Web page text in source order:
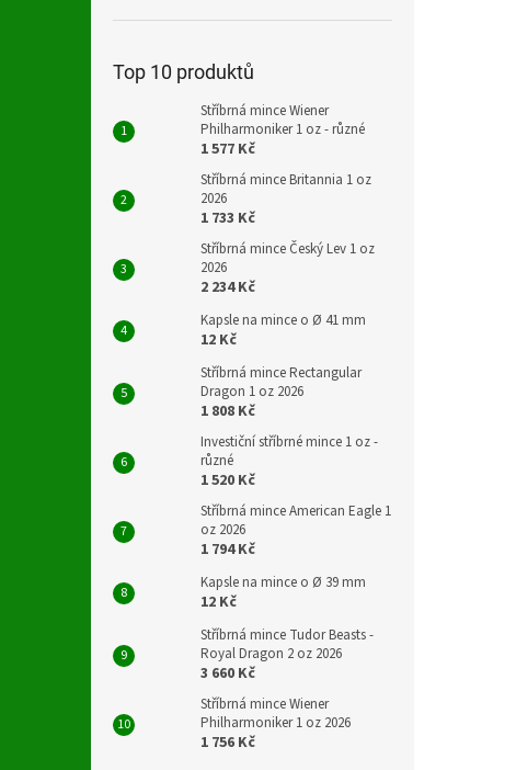
Top 10 produktů
Stříbrná mince Wiener
Philharmoniker 1 oz - různé
1 577 Kč
Stříbrná mince Britannia 1 oz
2026
1 733 Kč
Stříbrná mince Český Lev 1 oz
2026
2 234 Kč
Kapsle na mince o Ø 41 mm
12 Kč
Stříbrná mince Rectangular
Dragon 1 oz 2026
1 808 Kč
Investiční stříbrné mince 1 oz -
různé
1 520 Kč
Stříbrná mince American Eagle 1
oz 2026
1 794 Kč
Kapsle na mince o Ø 39 mm
12 Kč
Stříbrná mince Tudor Beasts -
Royal Dragon 2 oz 2026
3 660 Kč
Stříbrná mince Wiener
Philharmoniker 1 oz 2026
1 756 Kč